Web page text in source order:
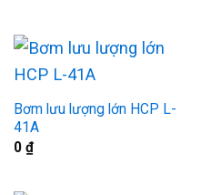
Bơm lưu lượng lớn HCP L-
41A
0 ₫